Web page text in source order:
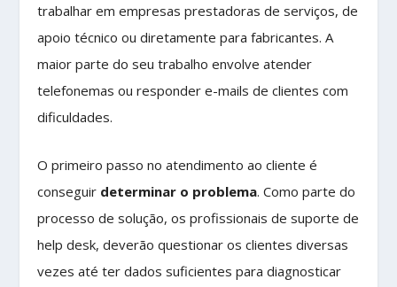
trabalhar em empresas prestadoras de serviços, de
apoio técnico ou diretamente para fabricantes. A
maior parte do seu trabalho envolve atender
telefonemas ou responder e-mails de clientes com
dificuldades.
O primeiro passo no atendimento ao cliente é
conseguir determinar o problema. Como parte do
processo de solução, os profissionais de suporte de
help desk, deverão questionar os clientes diversas
vezes até ter dados suficientes para diagnosticar